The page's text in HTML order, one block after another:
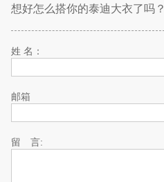
想好怎么搭你的泰迪大衣了吗？
姓 名：
邮箱
留 言: